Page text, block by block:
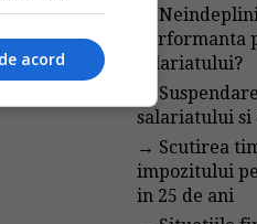
→
performanta
salariatului?
salariatului
→ Scutirea
impozitului
in 25 de ani
acord